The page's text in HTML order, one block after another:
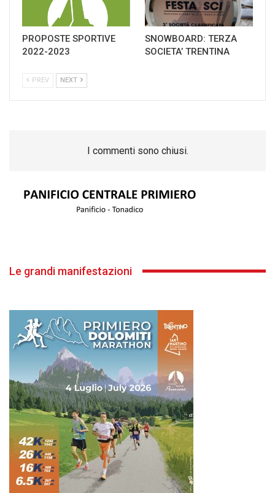
PROPOSTE SPORTIVE
2022-2023
SNOWBOARD: TERZA
SOCIETA’ TRENTINA
PREV NEXT
I commenti sono chiusi.
Le grandi manifestazioni